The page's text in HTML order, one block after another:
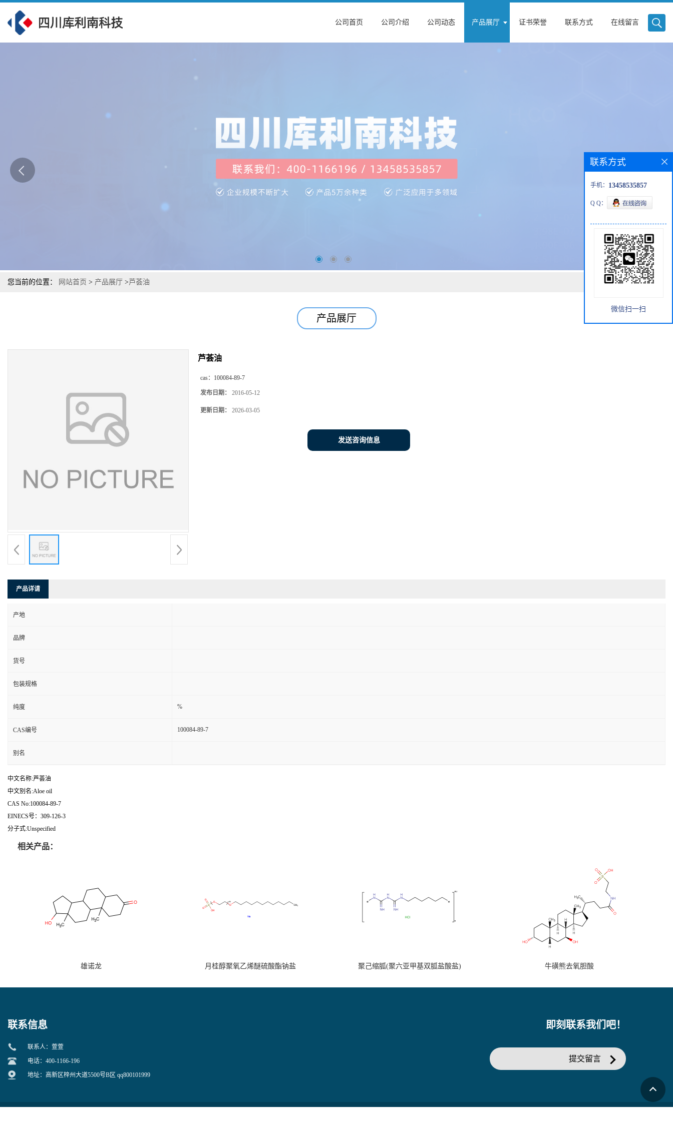
公司首页 公司介绍 公司动态 产品展厅 证书荣誉 联系方式 在线留言
您当前的位置： 网站首页 > 产品展厅 >芦荟油
产品展厅
芦荟油
cas： 100084-89-7
发布日期： 2016-05-12
更新日期： 2026-03-05
发送咨询信息
产品详请
产地
品牌
货号
包装规格
纯度 %
CAS编号 100084-89-7
别名
中文名称:芦荟油
中文别名:Aloe oil
CAS No:100084-89-7
EINECS号：309-126-3
分子式:Unspecified
相关产品：
雄诺龙 月桂醇聚氧乙烯醚硫酸酯钠盐 聚己缩胍(聚六亚甲基双胍盐酸盐) 牛磺熊去氧胆酸
联系方式
手机： 13458535857
Q Q：
微信扫一扫
联系信息
联系人：萱萱
电话：400-1166-196
地址：高新区梓州大道5500号B区 qq800101999
即刻联系我们吧！
提交留言